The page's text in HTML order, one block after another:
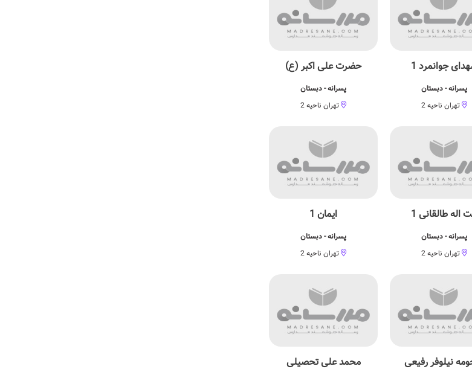
جوانمرد 1
پسرانه - دبستان
تهران ناحیه 2
حضرت علی اکبر (ع)
پسرانه - دبستان
تهران ناحیه 2
اله طالقانی 1
پسرانه - دبستان
تهران ناحیه 2
ایمان 1
پسرانه - دبستان
تهران ناحیه 2
نیلوفر رفیعی محمد علی تحصیلی